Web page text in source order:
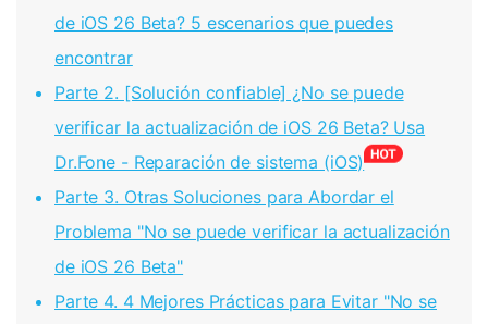
de iOS 26 Beta? 5 escenarios que puedes
encontrar
Parte 2. [Solución confiable] ¿No se puede
verificar la actualización de iOS 26 Beta? Usa
Dr.Fone - Reparación de sistema (iOS)
Parte 3. Otras Soluciones para Abordar el
Problema "No se puede verificar la actualización
de iOS 26 Beta"
Parte 4. 4 Mejores Prácticas para Evitar "No se